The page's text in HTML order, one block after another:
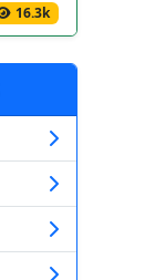
16.3k